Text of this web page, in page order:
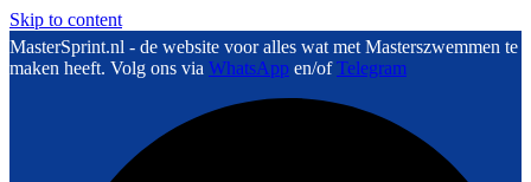
Skip to content
MasterSprint.nl - de website voor alles wat met Masterszwemmen te
maken heeft. Volg ons via WhatsApp en/ofTelegram